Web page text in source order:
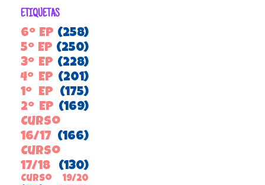
ETIQUETAS
6º EP (258)
5º EP (250)
3º EP (228)
4º EP (201)
1º EP
(175)
2º EP (169)
Curso
16/17 (166)
Curso
17/18
(130)
Curso 19/20